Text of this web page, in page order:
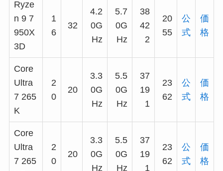
Ryze
n 9 7
950X
3D
1
6
32
4.2
0G
Hz
5.7
0G
Hz
38
42
2
20
55
公
式
価
格
Core
Ultra
7 265
K
2
0
20
3.3
0G
Hz
5.5
0G
Hz
37
19
1
23
62
公
式
価
格
Core
Ultra
7 265
2
0
20
3.3
0G
Hz
5.5
0G
Hz
37
19
1
23
62
公
式
価
格